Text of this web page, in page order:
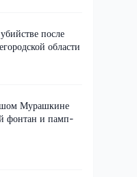
после
области
Мурашкине
фонтан и памп-